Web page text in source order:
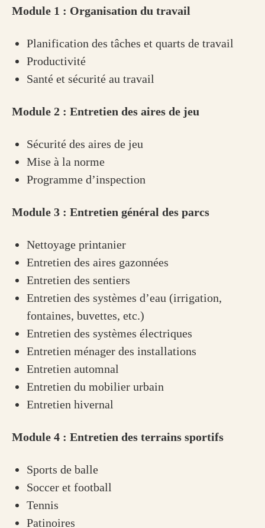
Module 1 : Organisation du travail
Planification des tâches et quarts de travail
Productivité
Santé et sécurité au travail
Module 2 : Entretien des aires de jeu
Sécurité des aires de jeu
Mise à la norme
Programme d’inspection
Module 3 : Entretien général des parcs
Nettoyage printanier
Entretien des aires gazonnées
Entretien des sentiers
Entretien des systèmes d’eau (irrigation,
fontaines, buvettes, etc.)
Entretien des systèmes électriques
Entretien ménager des installations
Entretien automnal
Entretien du mobilier urbain
Entretien hivernal
Module 4 : Entretien des terrains sportifs
Sports de balle
Soccer et football
Tennis
Patinoires